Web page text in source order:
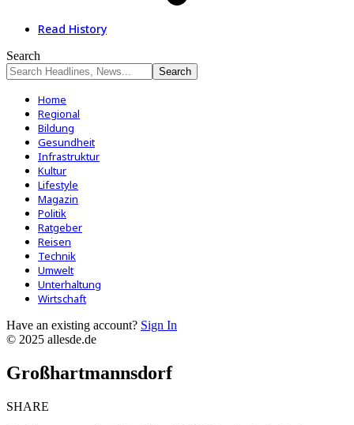
Read History
Search
Home
Regional
Bildung
Gesundheit
Infrastruktur
Kultur
Lifestyle
Magazin
Politik
Ratgeber
Reisen
Technik
Umwelt
Unterhaltung
Wirtschaft
Have an existing account? Sign In
© 2025 allesde.de
Großhartmannsdorf
SHARE